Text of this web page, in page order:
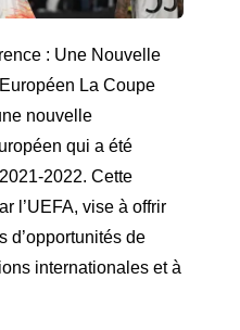
: Une Nouvelle
La Coupe
nouvelle
qui a été
2022. Cette
l’UEFA, vise à offrir
d’opportunités de
internationales et à